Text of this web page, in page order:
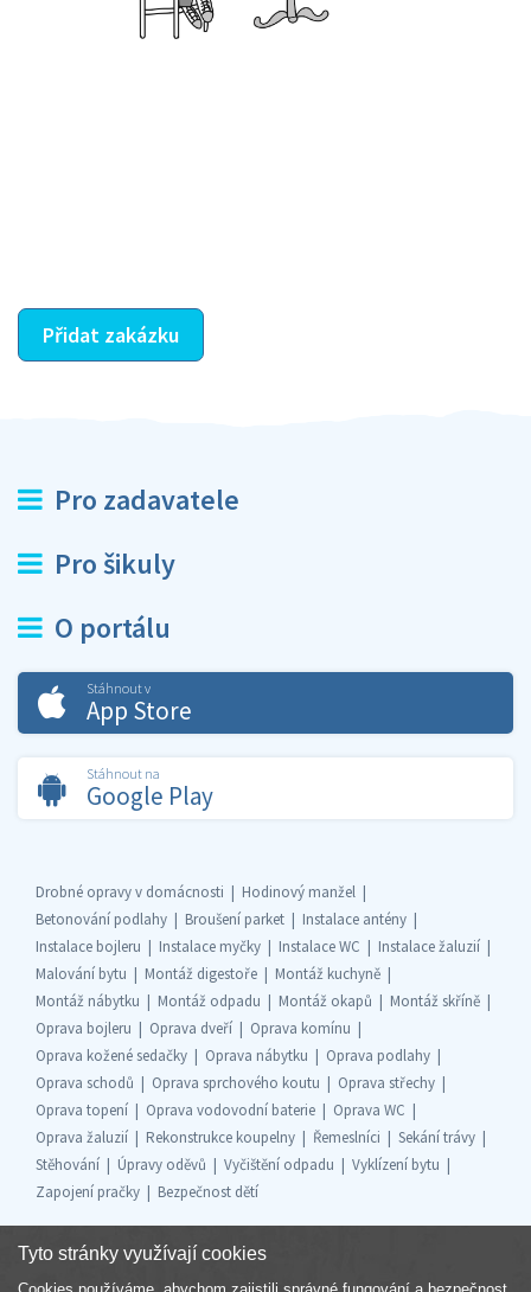
Přidat zakázku
Pro zadavatele
Pro šikuly
O portálu
Stáhnout v
App Store
Stáhnout na
Google Play
Drobné opravy v domácnosti
Hodinový manžel
Betonování podlahy
Broušení parket
Instalace antény
Instalace bojleru
Instalace myčky Instalace WC
Instalace žaluzií
Malování bytu
Montáž digestoře
Montáž kuchyně
Montáž nábytku
Montáž odpadu Montáž okapů
Montáž skříně
Oprava bojleru
Oprava dveří
Oprava komínu
Oprava kožené sedačky
Oprava nábytku
Oprava podlahy
Oprava schodů
Oprava sprchového koutu
Oprava střechy
Oprava topení
Oprava vodovodní baterie
Oprava WC
Oprava žaluzií
Rekonstrukce koupelny Řemeslníci
Sekání trávy
Stěhování
Úpravy oděvů Vyčištění odpadu
Vyklízení bytu
Zapojení pračky
Bezpečnost dětí
Tyto stránky využívají cookies